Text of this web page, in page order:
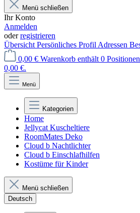
Menü schließen
Ihr Konto
Anmelden
oderregistrieren
Übersicht Persönliches Profil Adressen
0,00 € Warenkorb enthält 0
0,00 €.
Menü
Kategorien
Home
Jellycat Kuscheltiere
RoomMates Deko
Cloud b Nachtlichter
Cloud b Einschlafhilfen
Kostüme für Kinder
Menü schließen
Deutsch